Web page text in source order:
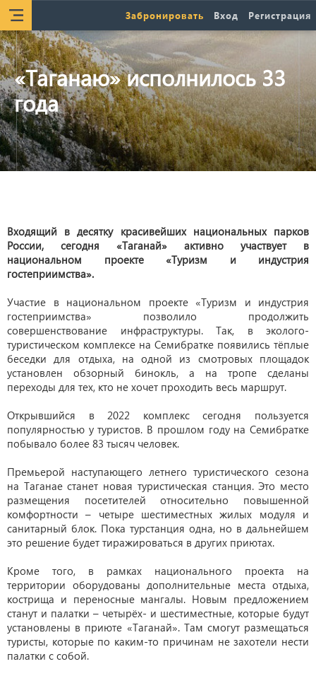
Забронировать Вход Регистрация
«Таганаю» исполнилось 33
года
Входящий в десятку красивейших национальных парков
России, сегодня «Таганай» активно участвует в
национальном проекте «Туризм и индустрия
гостеприимства».
Участие в национальном проекте «Туризм и индустрия
гостеприимства» позволило продолжить
совершенствование инфраструктуры. Так, в эколого-
туристическом комплексе на Семибратке появились тёплые
беседки для отдыха, на одной из смотровых площадок
установлен обзорный бинокль, а на тропе сделаны
переходы для тех, кто не хочет проходить весь маршрут.
Открывшийся в 2022 комплекс сегодня пользуется
популярностью у туристов. В прошлом году на Семибратке
побывало более 83 тысяч человек.
Премьерой наступающего летнего туристического сезона
на Таганае станет новая туристическая станция. Это место
размещения посетителей относительно повышенной
комфортности – четыре шестиместных жилых модуля и
санитарный блок. Пока турстанция одна, но в дальнейшем
это решение будет тиражироваться в других приютах.
Кроме того, в рамках национального проекта на
территории оборудованы дополнительные места отдыха,
кострища и переносные мангалы. Новым предложением
станут и палатки – четырёх- и шестиместные, которые будут
установлены в приюте «Таганай». Там смогут размещаться
туристы, которые по каким-то причинам не захотели нести
палатки с собой.